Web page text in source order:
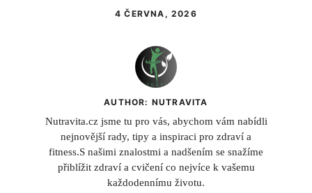
4 ČERVNA, 2026
AUTHOR: NUTRAVITA
Nutravita.cz jsme tu pro vás, abychom vám nabídli
nejnovější rady, tipy a inspiraci pro zdraví a
fitness.S našimi znalostmi a nadšením se snažíme
přiblížit zdraví a cvičení co nejvíce k vašemu
každodennímu životu.